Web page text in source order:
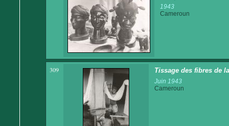
1943
Cameroun
309 Tissage des fibres de
Juin 1943
Cameroun